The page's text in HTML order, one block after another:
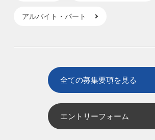
アルバイト・パート
全ての募集要項を見る
エントリーフォーム